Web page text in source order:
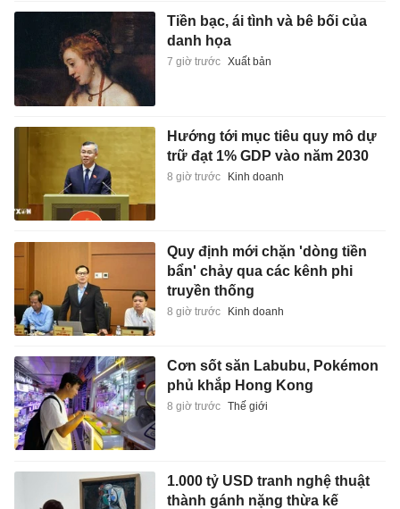
Tiền bạc, ái tình và bê bối của
danh họa
7 giờ trước Xuất bản
Hướng tới mục tiêu quy mô dự
trữ đạt 1% GDP vào năm 2030
8 giờ trước Kinh doanh
Quy định mới chặn 'dòng tiền
bẩn' chảy qua các kênh phi
truyền thống
8 giờ trước Kinh doanh
Cơn sốt săn Labubu, Pokémon
phủ khắp Hong Kong
8 giờ trước Thế giới
1.000 tỷ USD tranh nghệ thuật
thành gánh nặng thừa kế